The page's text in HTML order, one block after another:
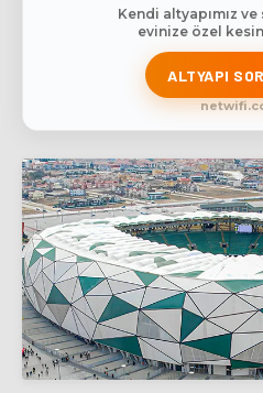
Kendi altyapımız
evinize özel
ALTYAPI